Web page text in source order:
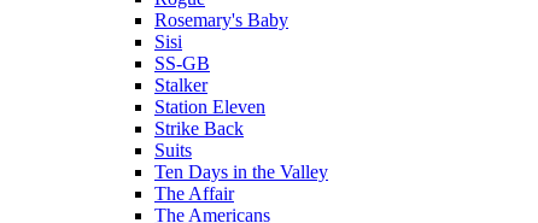
Rosemary's Baby
Sisi
SS-GB
Stalker
Station Eleven
Strike Back
Suits
Ten Days in the Valley
The Affair
The Americans